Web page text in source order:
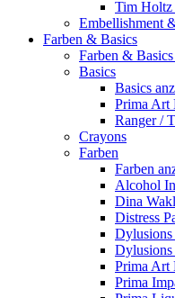
Tim Holtz
Embellishment
Farben & Basics
Farben & Basics
Basics
Basics
Prima Art
Ranger /
Crayons
Farben
Farben
Alcohol
Dina
Distress
Dylusions
Dylusions
Prima Art
Prima